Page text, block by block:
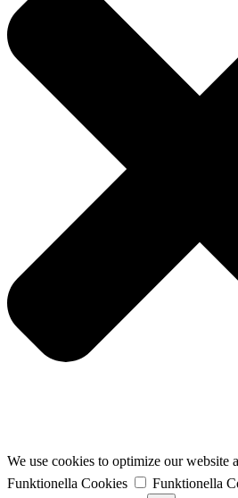
We use cookies to optimize our website
Funktionella Cookies
Funktionella